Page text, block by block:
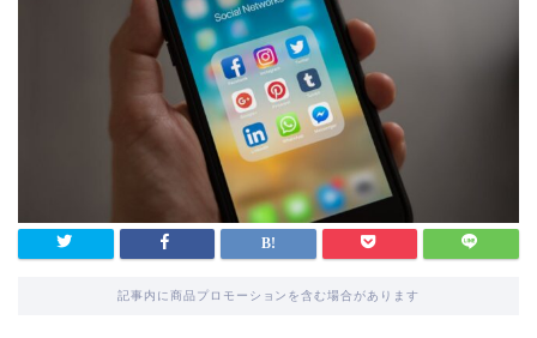
記事内に商品プロモーションを含む場合があります